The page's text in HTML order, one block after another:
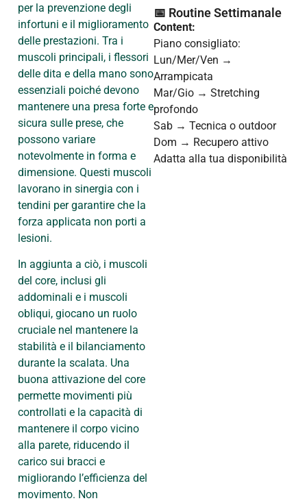
per la prevenzione degli
infortuni e il miglioramento
delle prestazioni. Tra i
muscoli principali, i flessori
delle dita e della mano sono
essenziali poiché devono
mantenere una presa forte e
sicura sulle prese, che
possono variare
notevolmente in forma e
dimensione. Questi muscoli
lavorano in sinergia con i
tendini per garantire che la
forza applicata non porti a
lesioni.
In aggiunta a ciò, i muscoli
del core, inclusi gli
addominali e i muscoli
obliqui, giocano un ruolo
cruciale nel mantenere la
stabilità e il bilanciamento
durante la scalata. Una
buona attivazione del core
permette movimenti più
controllati e la capacità di
mantenere il corpo vicino
alla parete, riducendo il
carico sui bracci e
migliorando l’efficienza del
movimento. Non
📅 Routine Settimanale
Content:
Piano consigliato:
Lun/Mer/Ven →
Arrampicata
Mar/Gio → Stretching
profondo
Sab → Tecnica o outdoor
Dom → Recupero attivo
Adatta alla tua disponibilità